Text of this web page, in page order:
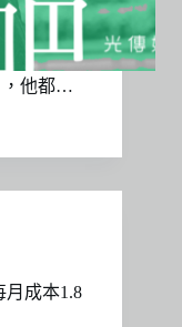
，他都…
月成本1.8